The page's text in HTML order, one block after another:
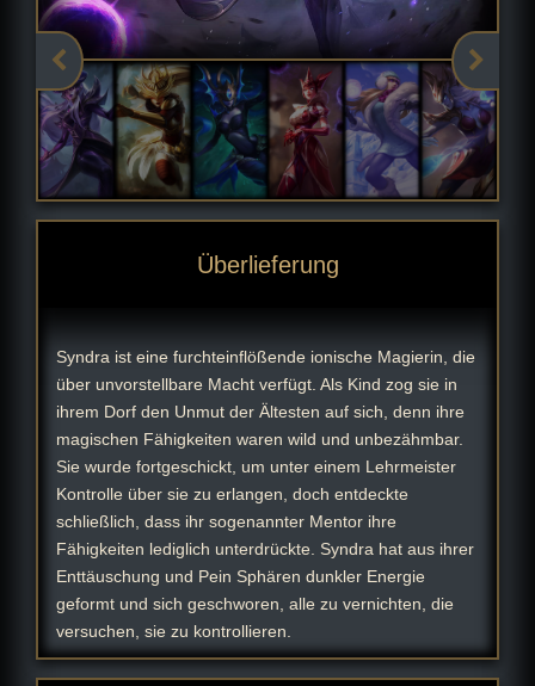
Überlieferung
Syndra ist eine furchteinflößende ionische Magierin, die
über unvorstellbare Macht verfügt. Als Kind zog sie in
ihrem Dorf den Unmut der Ältesten auf sich, denn ihre
magischen Fähigkeiten waren wild und unbezähmbar.
Sie wurde fortgeschickt, um unter einem Lehrmeister
Kontrolle über sie zu erlangen, doch entdeckte
schließlich, dass ihr sogenannter Mentor ihre
Fähigkeiten lediglich unterdrückte. Syndra hat aus ihrer
Enttäuschung und Pein Sphären dunkler Energie
geformt und sich geschworen, alle zu vernichten, die
versuchen, sie zu kontrollieren.